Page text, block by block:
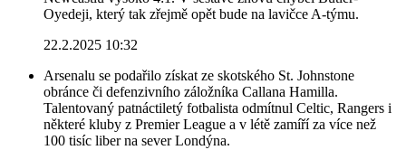
Oyedeji, který tak zřejmě opět bude na lavičce A-týmu.
22.2.2025 10:32
Arsenalu se podařilo získat ze skotského St. Johnstone
obránce či defenzivního záložníka Callana Hamilla.
Talentovaný patnáctiletý fotbalista odmítnul Celtic, Rangers i
některé kluby z Premier League a v létě zamíří za více než
100 tisíc liber na sever Londýna.